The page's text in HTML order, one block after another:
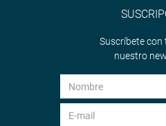
Suscríbete con
nuestro